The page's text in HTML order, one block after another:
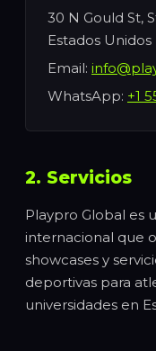
30 N Gould St,
Estados Unidos
Email:
WhatsApp: +1
2. Servicios
Playpro Global es
internacional que
showcases y
deportivas para
universidades en